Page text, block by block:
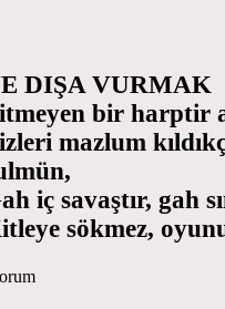
DIŞA VURMAK
bir harptir
mazlum
iç savaştır, gah
sökmez,